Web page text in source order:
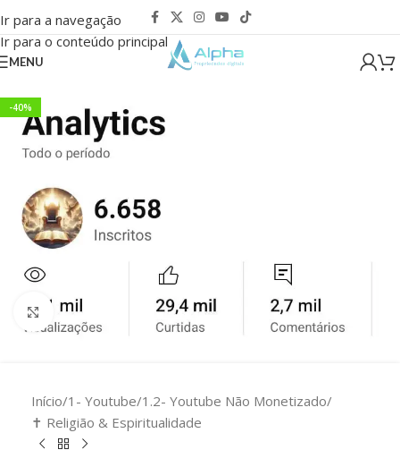
Ir para a navegação
Ir para o conteúdo principal
MENU
-40%
Clique para ampliar
Início/1- Youtube/1.2- Youtube Não Monetizado/
✝️ Religião & Espiritualidade